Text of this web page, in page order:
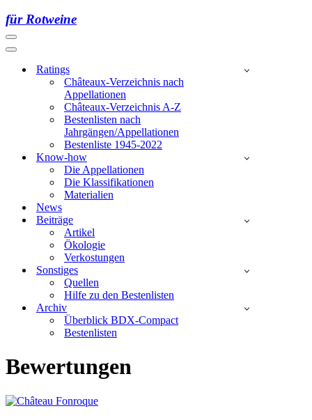
für Rotweine
Navigationsmenü
Navigationsmenü
Ratings
Châteaux-Verzeichnis nach
Appellationen
Châteaux-Verzeichnis A-Z
Bestenlisten nach
Jahrgängen/Appellationen
Bestenliste 1945-2022
Know-how
Die Appellationen
Die Klassifikationen
Materialien
News
Beiträge
Artikel
Ökologie
Verkostungen
Sonstiges
Quellen
Hilfe zu den Bestenlisten
Archiv
Überblick BDX-Compact
Bestenlisten
Bewertungen